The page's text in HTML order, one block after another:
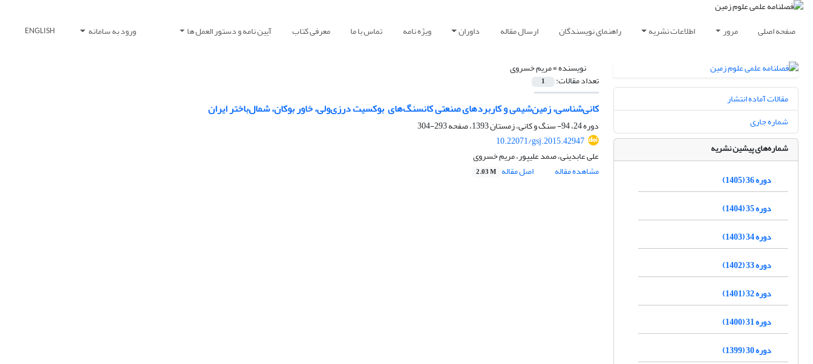
صفحه اصلی مرور اطلاعات نشریه راهنمای نویسندگان ارسال مقاله داوران ویژه نامه تماس با ما معرفی کتاب آیین نامه و دستور العمل ها ورود به سامانه ENGLISH
نویسنده =مریم خسروی
تعداد مقالات: 1
کانی‌شناسی، زمین‌شیمی و کاربردهای صنعتی کانسنگ‌های ‌ بوکسیت درزی‌ولی، خاور بوکان، شمال‌باختر ایران
دوره 24، 94- سنگ و کانی، زمستان 1393، صفحه
293-304
10.22071/gsj.2015.42947
علی عابدینی، صمد علیپور، مریم خسروی
مشاهده مقاله
اصل مقاله 2.03 M
مقالات آماده انتشار
شماره جاری
شماره‌های پیشین نشریه
دوره 36 (1405)
دوره 35 (1404)
دوره 34 (1403)
دوره 33 (1402)
دوره 32 (1401)
دوره 31 (1400)
دوره 30 (1399)